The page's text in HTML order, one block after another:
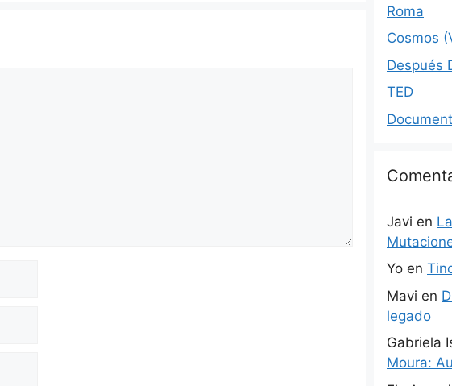
Roma
Cosmos
Después
TED
Javi en
Yo en
Mavi en
legado
Gabriela
Moura: